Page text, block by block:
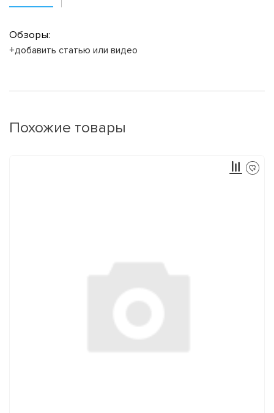
Обзоры:
+добавить статью или видео
Похожие товары